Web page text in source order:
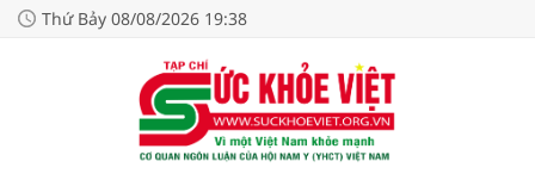
Thứ Bảy 08/08/2026 19:38